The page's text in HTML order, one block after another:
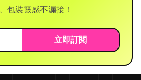
包裝靈感不漏接！
立即訂閱